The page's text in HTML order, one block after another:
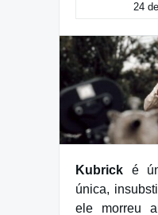
24
Kubrick é
única,
ele morreu